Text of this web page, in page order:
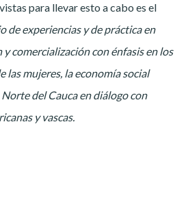
para llevar esto a cabo es el
de experiencias y de práctica en
comercialización con énfasis en los
las mujeres, la economía social
del Cauca en diálogo con
y vascas.